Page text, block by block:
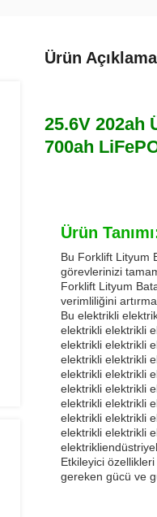
Ürün
25.6V 202ah
700ah
Ürün
Bu Forklift Lityum
görevlerinizi
Forklift Lityum
verimliliğini
Bu elektrikli
elektrikli elektrikli
elektrikli elektrikli
elektrikli elektrikli
elektrikli elektrikli
elektrikli elektrikli
elektrikli elektrikli
elektrikli elektrikli
elektrikli elektrikli
Etkileyici
gereken gücü ve